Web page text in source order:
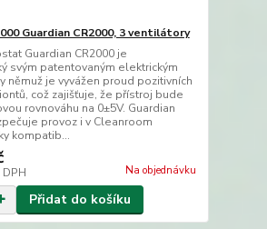
Guardian CR2000, 3 ventilátory
Guardian CR2000 je
svým patentovaným elektrickým
němuž je vyvážen proud pozitivních
což zajišťuje, že přístroj bude
rovnováhu na 0±5V. Guardian
provoz i v Cleanroom
kompatib...
Na objednávku
Přidat do košíku